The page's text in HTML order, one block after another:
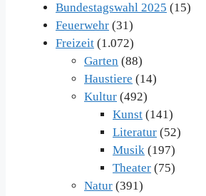
Bundestagswahl 2025 (15)
Feuerwehr (31)
Freizeit (1.072)
Garten (88)
Haustiere (14)
Kultur (492)
Kunst (141)
Literatur (52)
Musik (197)
Theater (75)
Natur (391)